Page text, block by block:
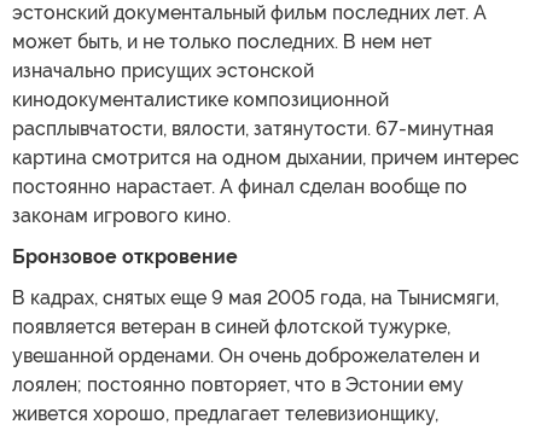
эстонский документальный фильм последних лет. А
может быть, и не только последних. В нем нет
изначально присущих эстонской
кинодокументалистике композиционной
расплывчатости, вялости, затянутости. 67-минутная
картина смотрится на одном дыхании, причем интерес
постоянно нарастает. А финал сделан вообще по
законам игрового кино.
Бронзовое откровение
В кадрах, снятых еще 9 мая 2005 года, на Тынисмяги,
появляется ветеран в синей флотской тужурке,
увешанной орденами. Он очень доброжелателен и
лоялен; постоянно повторяет, что в Эстонии ему
живется хорошо, предлагает телевизионщику,